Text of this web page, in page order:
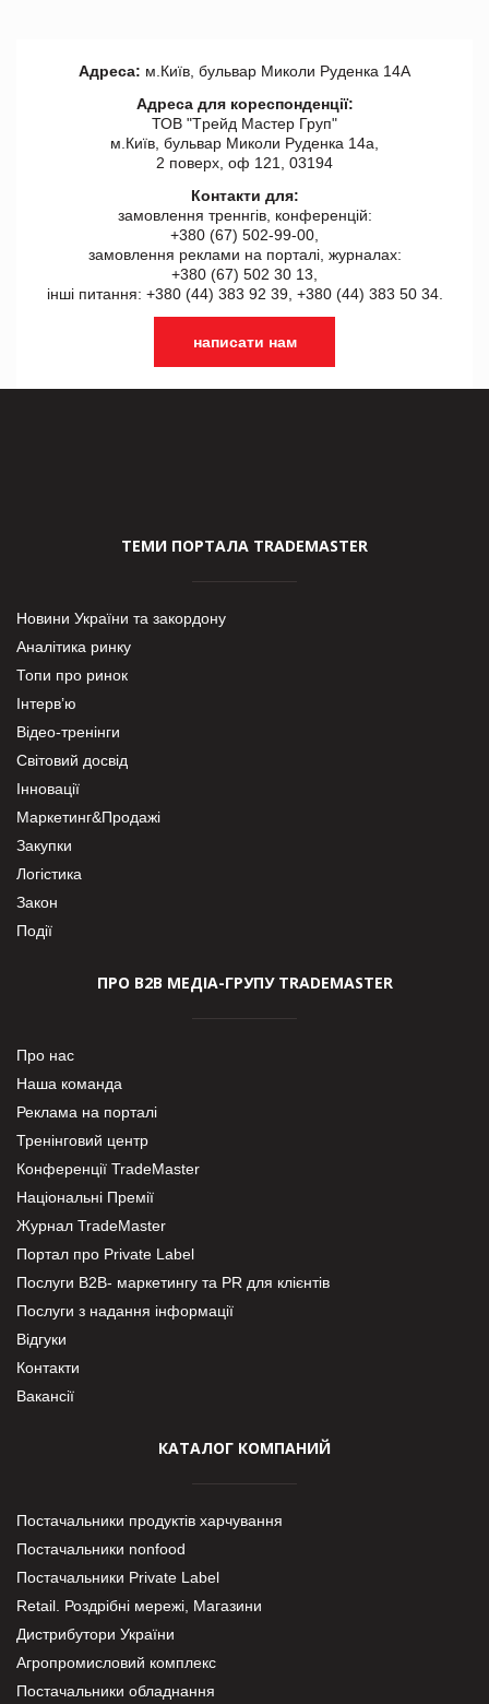
Адреса: м.Київ, бульвар Миколи Руденка 14А
Адреса для кореспонденції:
ТОВ "Tрейд Мастер Груп"
м.Київ, бульвар Миколи Руденка 14а,
2 поверх, оф 121, 03194
Контакти для:
замовлення треннгів, конференцій:
+380 (67) 502-99-00,
замовлення реклами на порталі, журналах:
+380 (67) 502 30 13,
інші питання: +380 (44) 383 92 39, +380 (44) 383 50 34.
написати нам
ТЕМИ ПОРТАЛА TRADEMASTER
Новини України та закордону
Аналітика ринку
Топи про ринок
Інтерв’ю
Відео-тренінги
Світовий досвід
Інновації
Маркетинг&Продажі
Закупки
Логістика
Закон
Події
ПРО В2В МЕДІА-ГРУПУ TRADEMASTER
Про нас
Наша команда
Реклама на порталі
Тренінговий центр
Конференції TradeMaster
Національні Премії
Журнал TradeMaster
Портал про Private Label
Послуги В2В- маркетингу та PR для клієнтів
Послуги з надання інформації
Відгуки
Контакти
Вакансії
КАТАЛОГ КОМПАНИЙ
Постачальники продуктів харчування
Постачальники nonfood
Постачальники Private Label
Retail. Роздрібні мережі, Магазини
Дистрибутори України
Агропромисловий комплекс
Постачальники обладнання